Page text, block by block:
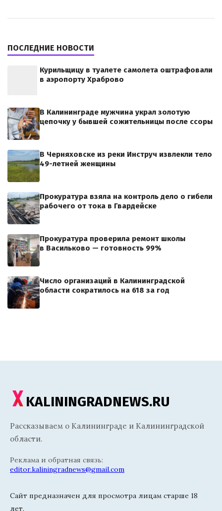
ПОСЛЕДНИЕ НОВОСТИ
Курильщицу в туалете самолета оштрафовали
в аэропорту Храброво
В Калининграде мужчина украл золотую
цепочку у бывшей сожительницы после ссоры
В Черняховске из реки Инструч извлекли тело
49-летней женщины
Прокуратура взяла на контроль дело о гибели
рабочего от тока в Гвардейске
Прокуратура проверила ремонт школы
в Васильково — готовность 99%
Число организаций в Калининградской
области сократилось на 618 за год
KALININGRADNEWS.RU
Рассказываем о Калининграде и Калининградской
области.
Реклама и обратная связь:
editor.kaliningradnews@gmail.com
Сайт предназначен для просмотра лицам старше 18
лет.